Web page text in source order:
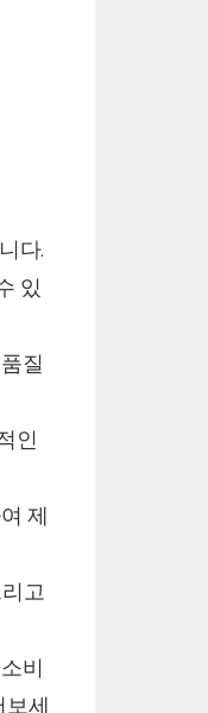
다.
있
질
인
제
고
비
보세